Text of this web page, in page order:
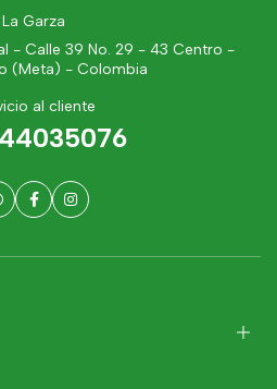
La Garza
- Calle 39 No. 29 - 43 Centro -
(Meta) - Colombia
al cliente